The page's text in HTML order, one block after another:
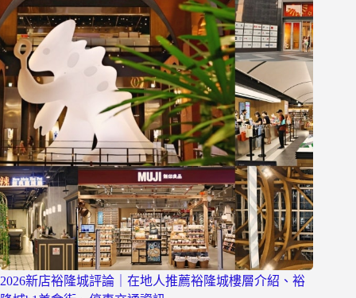
2026新店裕隆城評論｜在地人推薦裕隆城樓層介紹、裕